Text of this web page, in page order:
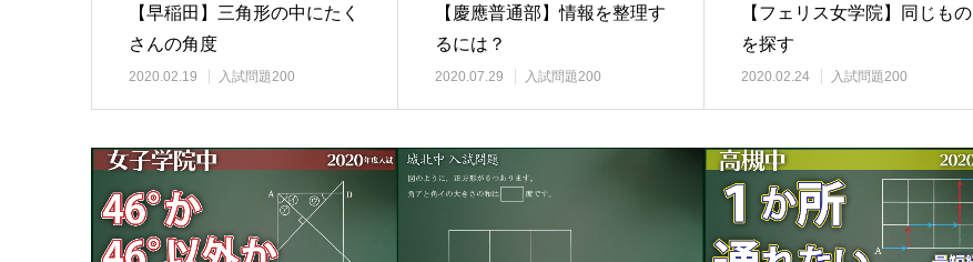
【早稲田】三角形の中にたく
さんの角度
2020.02.19 入試問題200
【慶應普通部】情報を整理す
るには？
2020.07.29 入試問題200
【フェリス女学院】同じもの
を探す
2020.02.24 入試問題200